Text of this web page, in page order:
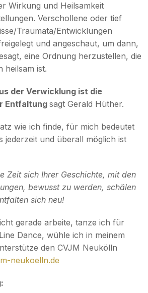
Wirkung und Heilsamkeit
Verschollene oder tief
Traumata/Entwicklungen
und angeschaut, um dann,
eine Ordnung herzustellen, die
heilsam ist.
der Verwicklung ist die
Entfaltung sagt Gerald Hüther.
wie ich finde, für mich bedeutet
jederzeit und überall möglich ist
Zeit sich Ihrer Geschichte, mit den
bewusst zu werden, schälen
sich neu!
gerade arbeite, tanze ich für
Dance, wühle ich in meinem
den CVJM Neukölln
neukoelln.de